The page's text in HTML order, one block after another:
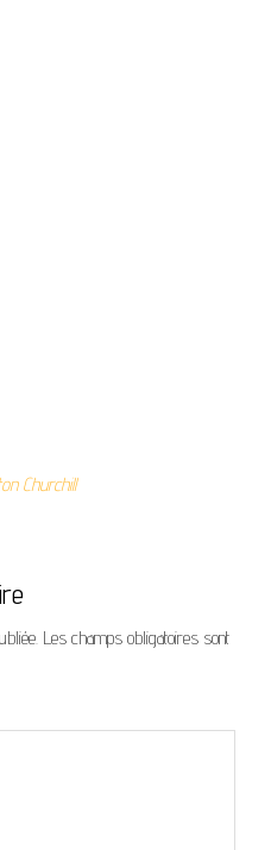
Churchill
Les champs obligatoires sont